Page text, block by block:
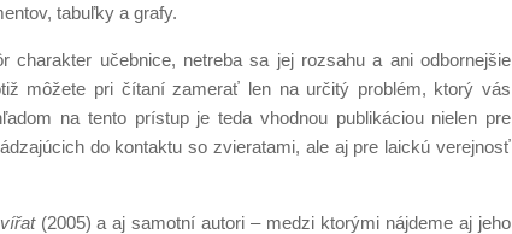
tabuľky a grafy.
charakter učebnice, netreba sa jej rozsahu a ani odbornejšie
môžete pri čítaní zamerať len na určitý problém, ktorý vás
na tento prístup je teda vhodnou publikáciou nielen pre
do kontaktu so zvieratami, ale aj pre laickú verejnosť
(2005) a aj samotní autori – medzi ktorými nájdeme aj jeho